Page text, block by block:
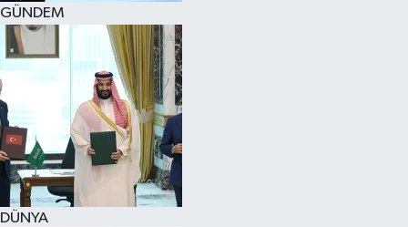
GÜNDEM
DÜNYA